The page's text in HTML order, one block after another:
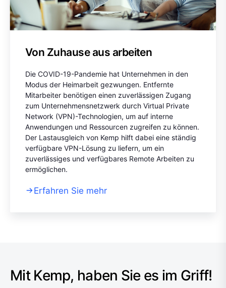
Von Zuhause aus arbeiten
Die COVID-19-Pandemie hat Unternehmen in den
Modus der Heimarbeit gezwungen. Entfernte
Mitarbeiter benötigen einen zuverlässigen Zugang
zum Unternehmensnetzwerk durch Virtual Private
Network (VPN)-Technologien, um auf interne
Anwendungen und Ressourcen zugreifen zu können.
Der Lastausgleich von Kemp hilft dabei eine ständig
verfügbare VPN-Lösung zu liefern, um ein
zuverlässiges und verfügbares Remote Arbeiten zu
ermöglichen.
Erfahren Sie mehr
Mit Kemp, haben Sie es im Griff!